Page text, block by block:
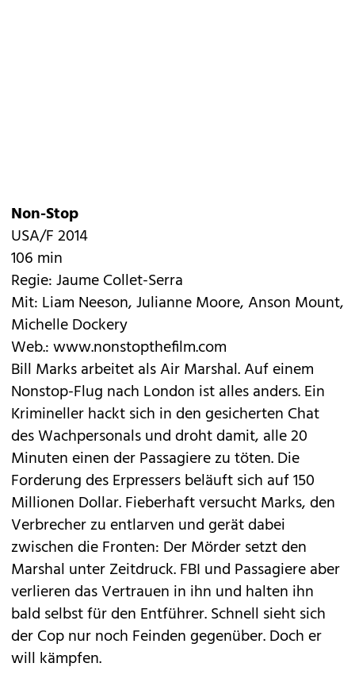
Non-Stop
USA/F 2014
106 min
Regie: Jaume Collet-Serra
Mit: Liam Neeson, Julianne Moore, Anson Mount,
Michelle Dockery
Web.:www.nonstopthefilm.com
Bill Marks arbeitet als Air Marshal. Auf einem
Nonstop-Flug nach London ist alles anders. Ein
Krimineller hackt sich in den gesicherten Chat
des Wachpersonals und droht damit, alle 20
Minuten einen der Passagiere zu töten. Die
Forderung des Erpressers beläuft sich auf 150
Millionen Dollar. Fieberhaft versucht Marks, den
Verbrecher zu entlarven und gerät dabei
zwischen die Fronten: Der Mörder setzt den
Marshal unter Zeitdruck. FBI und Passagiere aber
verlieren das Vertrauen in ihn und halten ihn
bald selbst für den Entführer. Schnell sieht sich
der Cop nur noch Feinden gegenüber. Doch er
will kämpfen.